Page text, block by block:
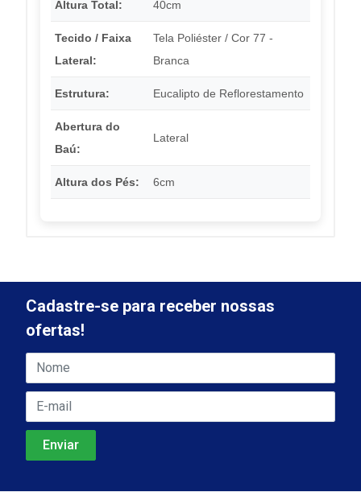
Altura Total: 40cm
Tecido / Faixa
Lateral:
Tela Poliéster / Cor 77 -
Branca
Estrutura: Eucalipto de Reflorestamento
Abertura do
Baú:
Lateral
Altura dos Pés: 6cm
Cadastre-se para receber nossas
ofertas!